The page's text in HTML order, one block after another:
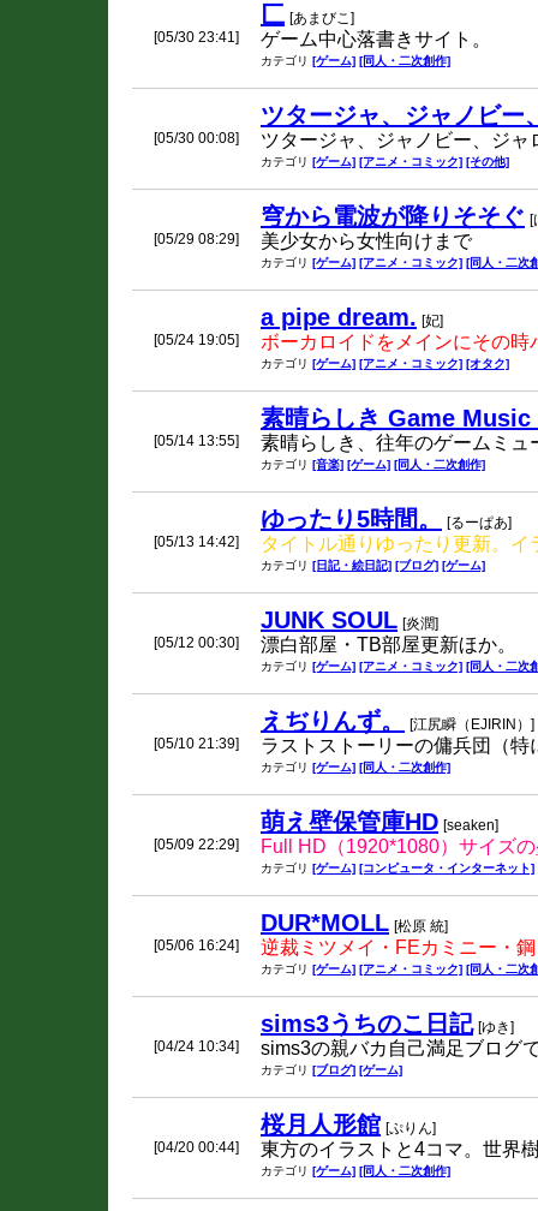
[05/30 23:41]
匚 [あまびこ]
ゲーム中心落書きサイト。
カテゴリ [ゲーム] [同人・二次創作]
[05/30 00:08]
ツタージャ、ジャノビー
ツタージャ、ジャノビー、ジ
カテゴリ [ゲーム] [アニメ・コミック] [その他]
[05/29 08:29]
穹から電波が降りそそぐ [
美少女から女性向けまで
カテゴリ [ゲーム] [アニメ・コミック] [同人・二次
[05/24 19:05]
a pipe dream. [妃]
ボーカロイドをメインにその
カテゴリ [ゲーム] [アニメ・コミック] [オタク]
[05/14 13:55]
素晴らしき Game Music
素晴らしき、往年のゲームミ
カテゴリ [音楽] [ゲーム] [同人・二次創作]
[05/13 14:42]
ゆったり5時間。 [るーぱあ]
タイトル通りゆったり更新。イ
カテゴリ [日記・絵日記] [ブログ] [ゲーム]
[05/12 00:30]
JUNK SOUL [炎潤]
漂白部屋・TB部屋更新ほか。
カテゴリ [ゲーム] [アニメ・コミック] [同人・二次
[05/10 21:39]
えぢりんず。 [江尻瞬（EJIRIN）]
ラストストーリーの傭兵団（
カテゴリ [ゲーム] [同人・二次創作]
[05/09 22:29]
萌え壁保管庫HD [seaken]
Full HD（1920*1080）サイズ
カテゴリ [ゲーム] [コンピュータ・インターネット]
[05/06 16:24]
DUR*MOLL [松原 統]
逆裁ミツメイ・FEカミニー・
カテゴリ [ゲーム] [アニメ・コミック] [同人・二次
[04/24 10:34]
sims3うちのこ日記 [ゆき]
sims3の親バカ自己満足ブログ
カテゴリ [ブログ] [ゲーム]
[04/20 00:44]
桜月人形館 [ぷりん]
東方のイラストと4コマ。世界
カテゴリ [ゲーム] [同人・二次創作]